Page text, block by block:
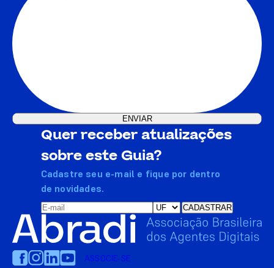
Quer receber atualizações
sobre este Guia?
Cadastre seu e-mail e fique por dentro
de novidades.
ASSOCIE-SE